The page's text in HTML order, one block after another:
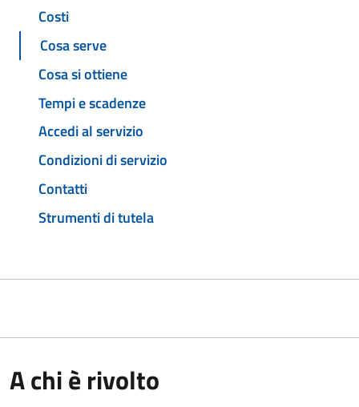
Costi
Cosa serve
Cosa si ottiene
Tempi e scadenze
Accedi al servizio
Condizioni di servizio
Contatti
Strumenti di tutela
A chi è rivolto